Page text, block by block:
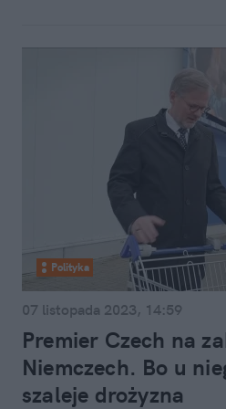
Polityka
07 listopada 2023, 14:59
Premier Czech na
Niemczech. Bo u
szaleje drożyzna